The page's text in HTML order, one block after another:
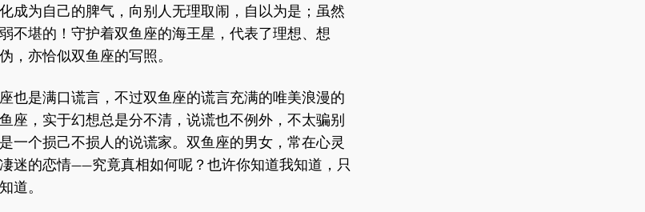
成为自己的脾气，向别人无理取闹，自以为是；虽然
不堪的！守护着双鱼座的海王星，代表了理想、想
，亦恰似双鱼座的写照。
也是满口谎言，不过双鱼座的谎言充满的唯美浪漫的
座，实于幻想总是分不清，说谎也不例外，不太骗别
一个损己不损人的说谎家。双鱼座的男女，常在心灵
迷的恋情——究竟真相如何呢？也许你知道我知道，只
道。